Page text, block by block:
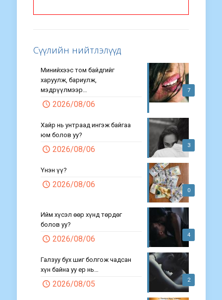
Сүүлийн нийтлэлүүд
7
Минийхээс том байдгийг
харуулж, бариулж,
мэдрүүлмээр…
2026/08/06
3
Хайр нь унтраад ингэж байгаа
юм болов уу?
2026/08/06
0
Үнэн үү?
2026/08/06
4
Ийм хүсэл өөр хүнд төрдөг
болов уу?
2026/08/06
2
Галзуу бух шиг болгож чадсан
хүн байна уу ер нь…
2026/08/05